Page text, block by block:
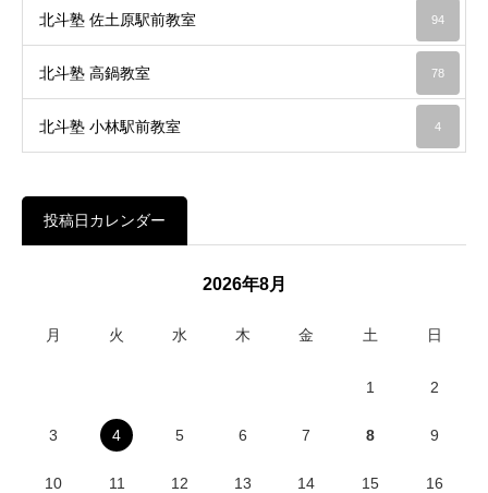
北斗塾 佐土原駅前教室 94
北斗塾 高鍋教室 78
北斗塾 小林駅前教室 4
投稿日カレンダー
2026年8月
月 火 水 木 金 土 日
1 2
3 4 5 6 7 8 9
10 11 12 13 14 15 16